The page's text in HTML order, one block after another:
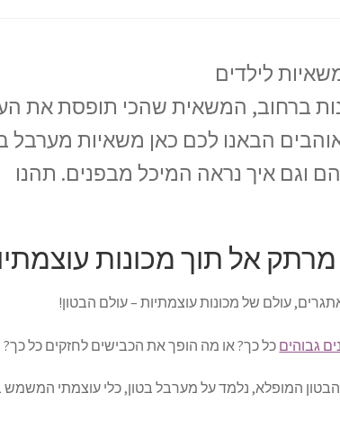
לילדים
ברחוב, המשאית שהכי תופסת את
הבאנו לכם כאן משאיות מערבל
וגם איך נראה המיכל מבפנים. תהנו
אל תוך מכונות
עולם של מכונות עוצמתיות – עולם הבטון!
גבוהים כל כך? או מה הופך את הכבישים לחזקים כל כך?
המופלא, נלמד על מערבל בטון, כלי עוצמתי המשמש